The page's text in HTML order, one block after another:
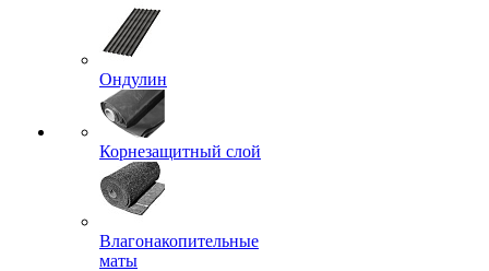
Ондулин
Корнезащитный слой
Влагонакопительные
маты